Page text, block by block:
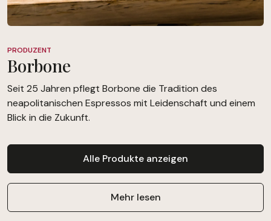
PRODUZENT
Borbone
Seit 25 Jahren pflegt Borbone die Tradition des
neapolitanischen Espressos mit Leidenschaft und einem
Blick in die Zukunft.
Alle Produkte anzeigen
Mehr lesen